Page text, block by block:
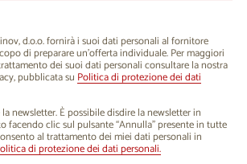
d.o.o. fornirà i suoi dati personali al fornitore
di preparare un'offerta individuale. Per maggiori
dei suoi dati personali consultare la nostra
pubblicata su Politica di protezione dei dati
newsletter. È possibile disdire la newsletter in
facendo clic sul pulsante “Annulla” presente in tutte
al trattamento dei miei dati personali in
di protezione dei dati personali.